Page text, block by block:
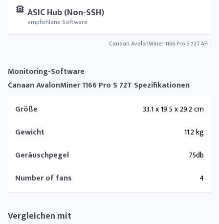
ASIC Hub (Non-SSH)
empfohlene Software
Canaan AvalonMiner 1166 Pro S 72T API
Monitoring-Software
Canaan AvalonMiner 1166 Pro S 72T Spezifikationen
Größe
33.1 x 19.5 x 29.2 cm
Gewicht
11.2 kg
Geräuschpegel
75db
Number of fans
4
Vergleichen mit